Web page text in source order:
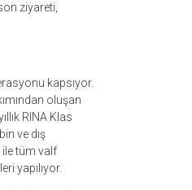
ziyareti,
kapsıyor.
oluşan
RINA Klas
ve dış
tüm valf
yapılıyor.